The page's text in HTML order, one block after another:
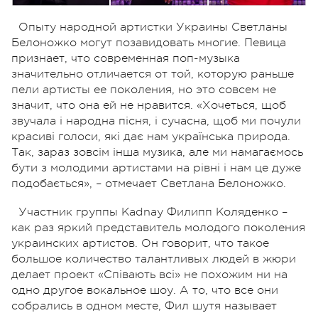
Опыту народной артистки Украины Светланы
Белоножко могут позавидовать многие. Певица
признает, что современная поп-музыка
значительно отличается от той, которую раньше
пели артисты ее поколения, но это совсем не
значит, что она ей не нравится. «Хочеться, щоб
звучала і народна пісня, і сучасна, щоб ми почули
красиві голоси, які дає нам українська природа.
Так, зараз зовсім інша музика, але ми намагаємось
бути з молодими артистами на рівні і нам це дуже
подобається», – отмечает Светлана Белоножко.
Участник группы Kadnay Филипп Коляденко –
как раз яркий представитель молодого поколения
украинских артистов. Он говорит, что такое
большое количество талантливых людей в жюри
делает проект «Співають всі» не похожим ни на
одно другое вокальное шоу. А то, что все они
собрались в одном месте, Фил шутя называет